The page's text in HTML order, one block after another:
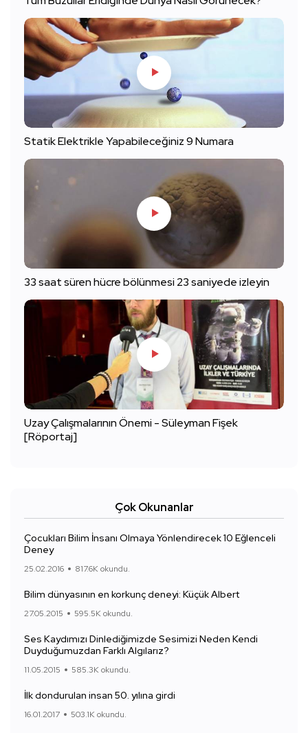
Statik Elektrikle Yapabileceğiniz 9 Numara
33 saat süren hücre bölünmesi 23 saniyede izleyin
Uzay Çalışmalarının Önemi - Süleyman Fişek
[Röportaj]
Çok Okunanlar
Çocukları Bilim İnsanı Olmaya Yönlendirecek 10 Eğlenceli
Deney
25.02.2016 817.6K okundu.
Bilim dünyasının en korkunç deneyi: Küçük Albert
27.05.2015 595.5K okundu.
Ses Kaydımızı Dinlediğimizde Sesimizi Neden Kendi
Duyduğumuzdan Farklı Algılarız?
11.05.2015 585.3K okundu.
İlk dondurulan insan 50. yılına girdi
16.01.2017 503.1K okundu.